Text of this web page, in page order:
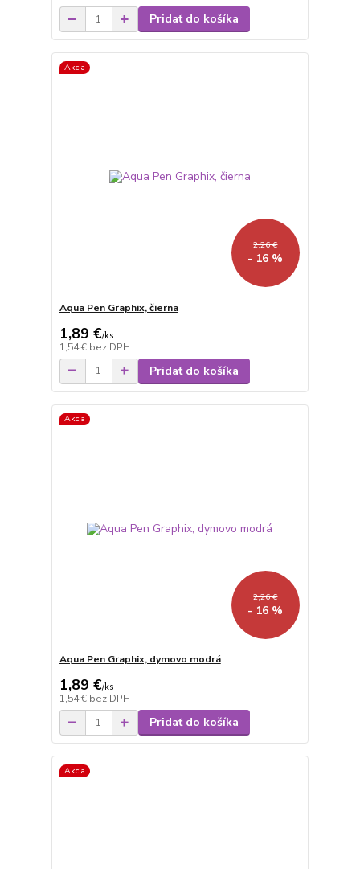
Pridať do košíka
Akcia
2,26 €
- 16 %
Aqua Pen Graphix, čierna
1,89 €/ks
1,54 € bez DPH
Pridať do košíka
Akcia
2,26 €
- 16 %
Aqua Pen Graphix, dymovo modrá
1,89 €/ks
1,54 € bez DPH
Pridať do košíka
Akcia